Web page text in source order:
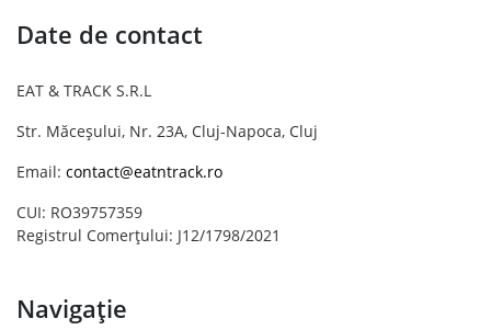
Date de contact
EAT & TRACK S.R.L
Str. Măceșului, Nr. 23A, Cluj-Napoca, Cluj
Email: contact@eatntrack.ro
CUI: RO39757359
Registrul Comerțului: J12/1798/2021
Navigație